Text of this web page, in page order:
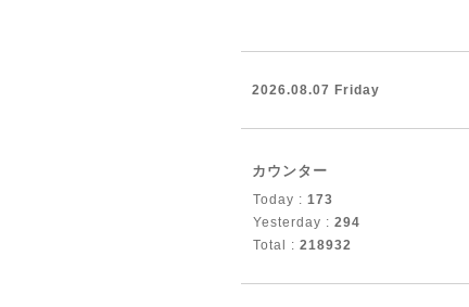
2026.08.07 Friday
カウンター
Today : 173
Yesterday : 294
Total : 218932